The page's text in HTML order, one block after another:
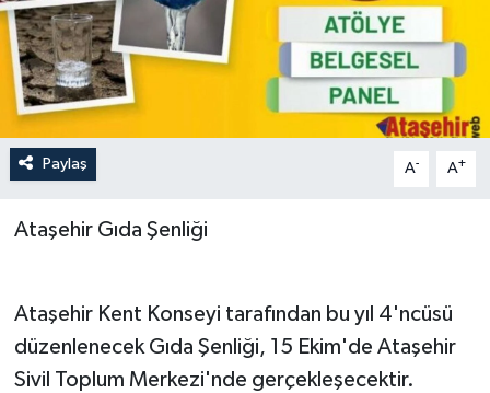
Paylaş A- A+
Ataşehir Gıda Şenliği
Ataşehir Kent Konseyi tarafından bu yıl 4'ncüsü
düzenlenecek Gıda Şenliği, 15 Ekim'de Ataşehir
Sivil Toplum Merkezi'nde gerçekleşecektir.